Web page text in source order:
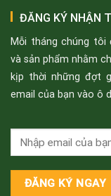
ĐĂNG KÝ NHẬN
Mỗi tháng chúng
và sản phẩm nhằm
kịp thời những đợt
email của bạn vào ô